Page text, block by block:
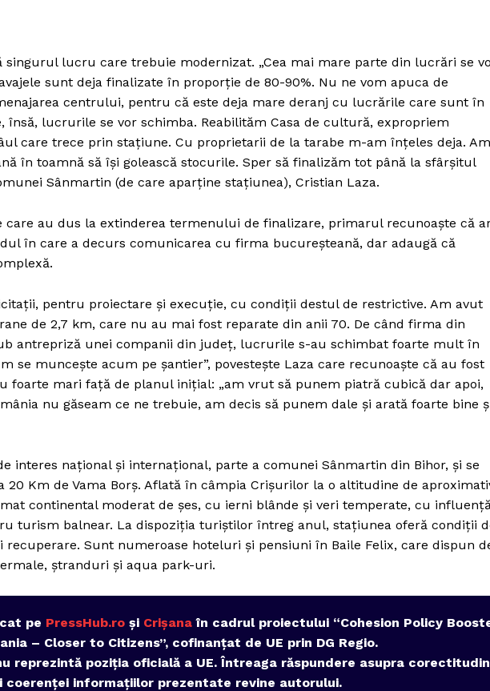
Rețea
Contact
lucru care trebuie modernizat. „Cea mai mare parte din lucrări se
sunt deja finalizate în proporție de 80-90%. Nu ne vom apuca de
centrului, pentru că este deja mare deranj cu lucrările care sunt în
însă, lucrurile se vor schimba. Reabilităm Casa de cultură, expropriem
care trece prin stațiune. Cu proprietarii de la tarabe m-am înțeles deja. Am
în toamnă să își golească stocurile. Sper să finalizăm tot până la sfârșitul
Sânmartin (de care aparține stațiunea), Cristian Laza.
care au dus la extinderea termenului de finalizare, primarul recunoaște că
în care a decurs comunicarea cu firma bucureșteană, dar adaugă că
pentru proiectare și execuție, cu condiții destul de restrictive. Am avut
de 2,7 km, care nu au mai fost reparate din anii 70. De când firma din
antrepriză unei companii din județ, lucrurile s-au schimbat foarte mult în
se muncește acum pe șantier”, povestește Laza care recunoaște că au fost
foarte mari față de planul inițial: „am vrut să punem piatră cubică dar apoi,
nu găseam ce ne trebuie, am decis să punem dale și arată foarte bine
interes național și internațional, parte a comunei Sânmartin din Bihor, și se
20 Km de Vama Borș. Aflată în câmpia Crișurilor la o altitudine de
continental moderat de șes, cu ierni blânde și veri temperate, cu
turism balnear. La dispoziția turiștilor întreg anul, stațiunea oferă condiții
recuperare. Sunt numeroase hoteluri și pensiuni în Baile Felix, care dispun
ștranduri și aqua park-uri.
pe PressHub.ro și Crișana în cadrul proiectului “Cohesion Policy
– Closer to Citizens”, cofinanțat de UE prin DG Regio.
reprezintă poziția oficială a UE. Întreaga răspundere asupra
coerenței informațiilor prezentate revine autorului.